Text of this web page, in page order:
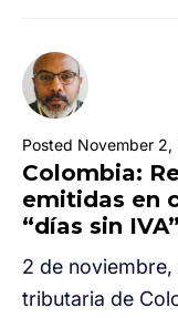
Posted November 2,
Colombia:
emitidas en
“días sin IVA”
2 de
tributaria de